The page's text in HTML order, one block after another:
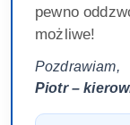
pewno
możliwe!
Pozdrawiam,
Piotr –